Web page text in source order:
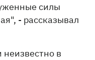
силы
- рассказывал
неизвестно в